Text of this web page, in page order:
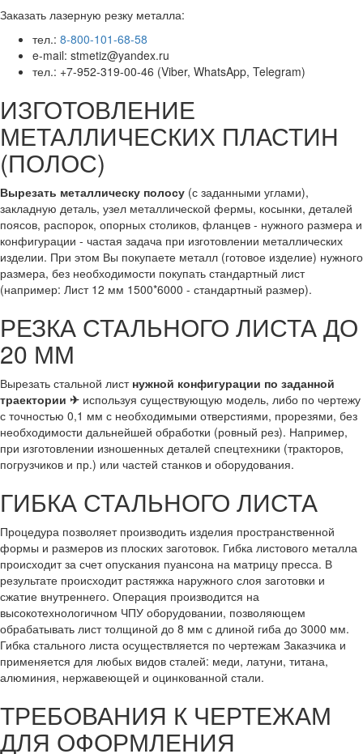
Заказать лазерную резку металла:
тел.: 8-800-101-68-58
e-mail: stmetiz@yandex.ru
тел.: +7-952-319-00-46 (Viber, WhatsApp, Telegram)
ИЗГОТОВЛЕНИЕ
МЕТАЛЛИЧЕСКИХ ПЛАСТИН
(ПОЛОС)
Вырезать металлическу полосу (с заданными углами),
закладную деталь, узел металлической фермы, косынки, деталей
поясов, распорок, опорных столиков, фланцев - нужного размера и
конфигурации - частая задача при изготовлении металлических
изделии. При этом Вы покупаете металл (готовое изделие) нужного
размера, без необходимости покупать стандартный лист
(например: Лист 12 мм 1500*6000 - стандартный размер).
РЕЗКА СТАЛЬНОГО ЛИСТА ДО
20 ММ
Вырезать стальной лист нужной конфигурации по заданной
траектории ✈ используя существующую модель, либо по чертежу
с точностью 0,1 мм с необходимыми отверстиями, прорезями, без
необходимости дальнейшей обработки (ровный рез). Например,
при изготовлении изношенных деталей спецтехники (тракторов,
погрузчиков и пр.) или частей станков и оборудования.
ГИБКА СТАЛЬНОГО ЛИСТА
Процедура позволяет производить изделия пространственной
формы и размеров из плоских заготовок. Гибка листового металла
происходит за счет опускания пуансона на матрицу пресса. В
результате происходит растяжка наружного слоя заготовки и
сжатие внутреннего. Операция производится на
высокотехнологичном ЧПУ оборудовании, позволяющем
обрабатывать лист толщиной до 8 мм с длиной гиба до 3000 мм.
Гибка стального листа осуществляется по чертежам Заказчика и
применяется для любых видов сталей: меди, латуни, титана,
алюминия, нержавеющей и оцинкованной стали.
ТРЕБОВАНИЯ К ЧЕРТЕЖАМ
ДЛЯ ОФОРМЛЕНИЯ